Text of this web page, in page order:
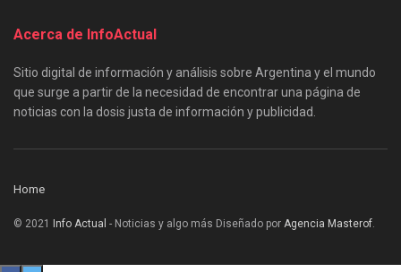
Acerca de InfoActual
Sitio digital de información y análisis sobre Argentina y el mundo
que surge a partir de la necesidad de encontrar una página de
noticias con la dosis justa de información y publicidad.
Home
© 2021 Info Actual - Noticias y algo más Diseñado por Agencia Masterof.